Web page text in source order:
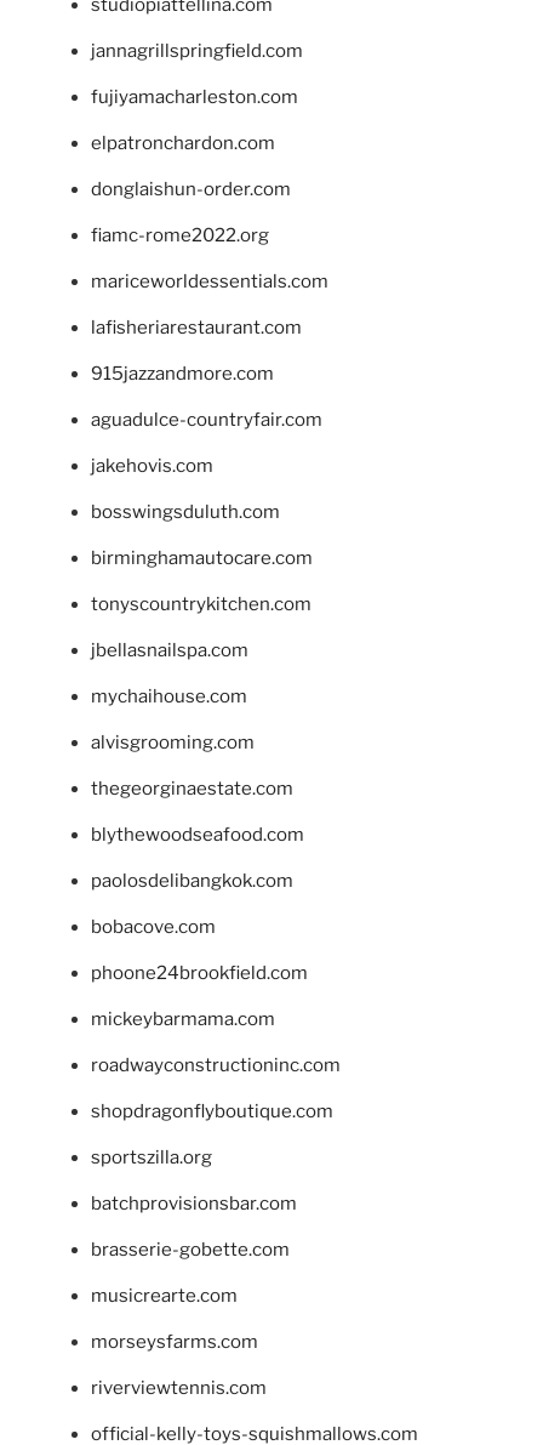
studiopiattellina.com
jannagrillspringfield.com
fujiyamacharleston.com
elpatronchardon.com
donglaishun-order.com
fiamc-rome2022.org
mariceworldessentials.com
lafisheriarestaurant.com
915jazzandmore.com
aguadulce-countryfair.com
jakehovis.com
bosswingsduluth.com
birminghamautocare.com
tonyscountrykitchen.com
jbellasnailspa.com
mychaihouse.com
alvisgrooming.com
thegeorginaestate.com
blythewoodseafood.com
paolosdelibangkok.com
bobacove.com
phoone24brookfield.com
mickeybarmama.com
roadwayconstructioninc.com
shopdragonflyboutique.com
sportszilla.org
batchprovisionsbar.com
brasserie-gobette.com
musicrearte.com
morseysfarms.com
riverviewtennis.com
official-kelly-toys-squishmallows.com